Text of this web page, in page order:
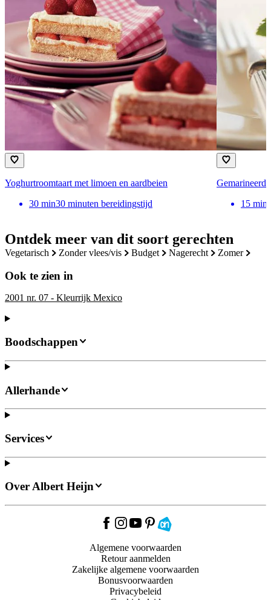
Ontdek meer van dit soort gerechten
vegetarisch zonder vlees/vis budget nagerecht zomer
Ook te zien in
2001 nr. 07 - Kleurrijk Mexico
Yoghurtroomtaart met limoen en aardbeien
30 min30 minuten bereidingstijd
15 min
Boodschappen
Allerhande
Services
Over Albert Heijn
Algemene voorwaarden
Retour aanmelden
Zakelijke algemene voorwaarden
Bonusvoorwaarden
Privacybeleid